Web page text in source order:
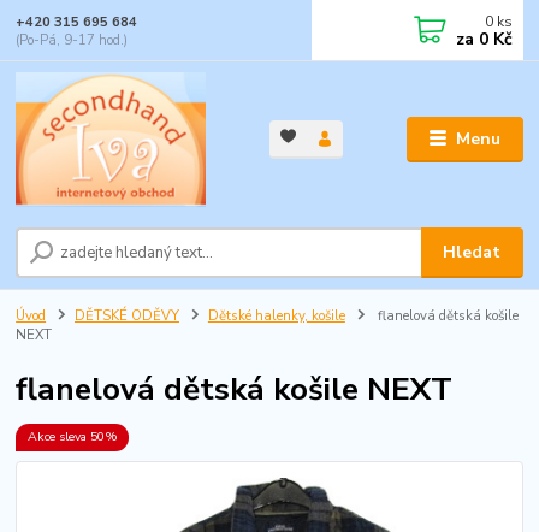
Menu
Hledat
+420 315 695 684
(Po-Pá, 9-17 hod.)
0 ks
za 0 Kč
Úvod DĚTSKÉ ODĚVY Dětské halenky, košile
flanelová dětská košile
NEXT
flanelová dětská košile NEXT
Akce sleva 50%